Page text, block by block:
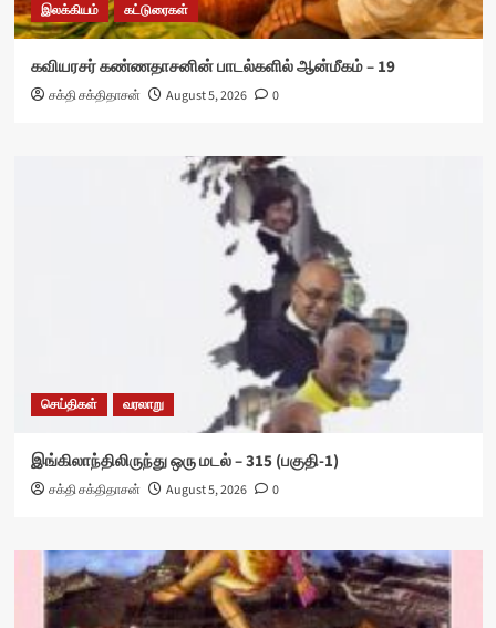
இலக்கியம் கட்டுரைகள்
கவியரசர் கண்ணதாசனின் பாடல்களில் ஆன்மீகம் – 19
சக்தி சக்திதாசன் August 5, 2026 0
செய்திகள் வரலாறு
இங்கிலாந்திலிருந்து ஒரு மடல் – 315 (பகுதி-1)
சக்தி சக்திதாசன் August 5, 2026 0